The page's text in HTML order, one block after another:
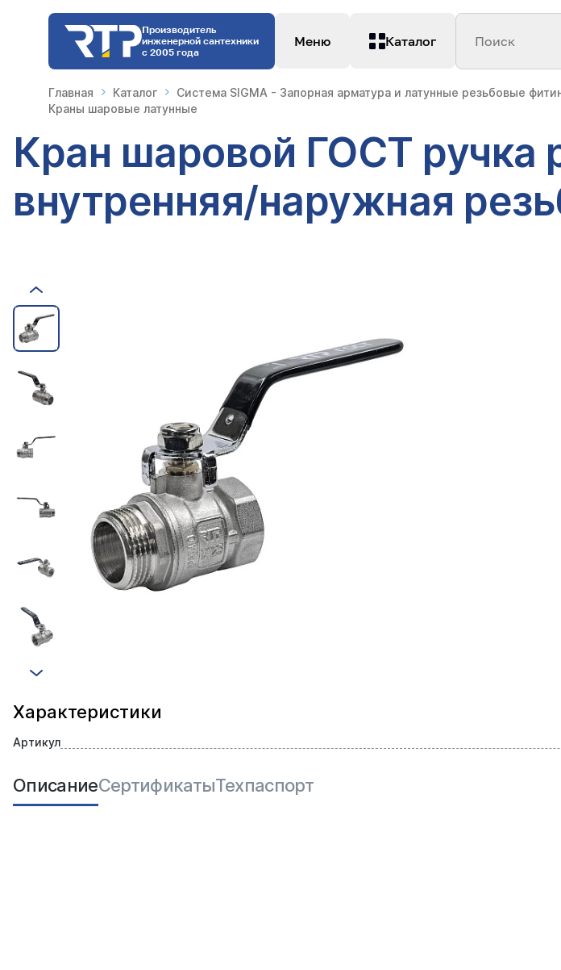
Производитель
инженерной сантехники
с 2005 года
Меню Каталог Поиск
Главная Каталог Система SIGMA - Запорная арматура и латунные резьбовые
Краны шаровые латунные
Кран шаровой ГОСТ ручка
внутренняя/наружная
Характеристики
Артикул
ОписаниеСертификатыТехпаспорт